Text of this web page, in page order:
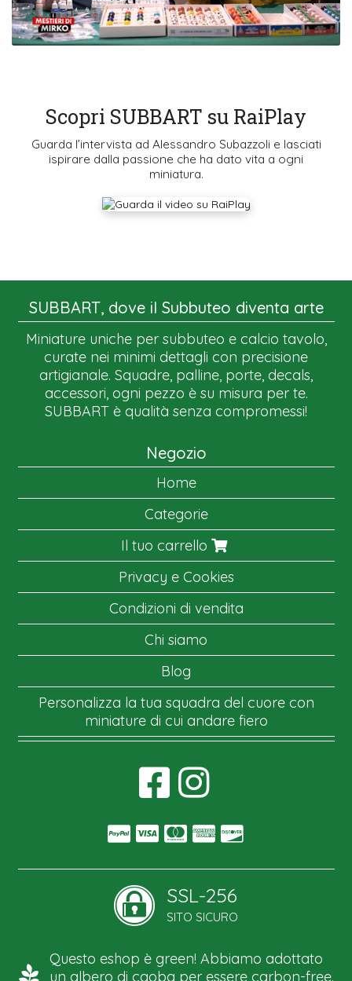
Scopri SUBBART su RaiPlay
Guarda l’intervista ad Alessandro Subazzoli e lasciati
ispirare dalla passione che ha dato vita a ogni
miniatura.
SUBBART, dove il Subbuteo diventa arte
Miniature uniche per subbuteo e calcio tavolo,
curate nei minimi dettagli con precisione
artigianale. Squadre, palline, porte, decals,
accessori, ogni pezzo è su misura per te.
SUBBART è qualità senza compromessi!
Negozio
Home
Categorie
Il tuo carrello
Privacy e Cookies
Condizioni di vendita
Chi siamo
Blog
Personalizza la tua squadra del cuore con
miniature di cui andare fiero
SSL-256
SITO SICURO
Questo eshop è green! Abbiamo adottato
un albero di caoba per essere carbon-free.